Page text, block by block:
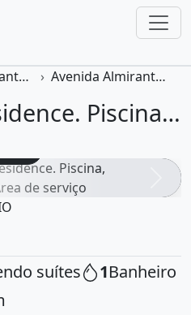
Rita Avenida Almirante Barroso
Manhattan Residence. Piscina, Churrasqueira, VarandaeÁrea de serviço
suítes 1Banheiro